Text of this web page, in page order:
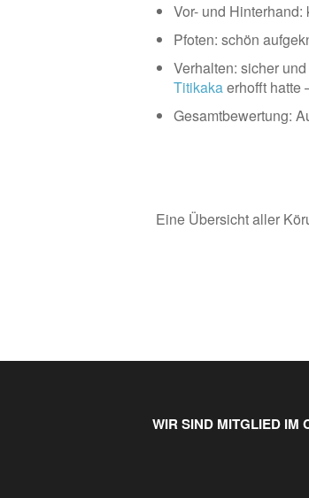
Vor- und
Pfoten: schön
Verhalten: sicher
Titikakaerhofft hatte
Gesamtbewertung:
Eine Übersicht aller
WIR SIND MITGLIED IM